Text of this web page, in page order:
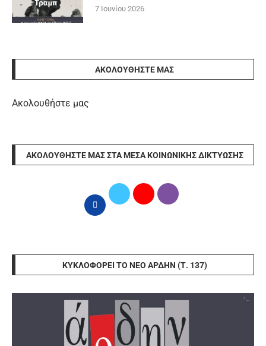
7 Ιουνίου 2026
ΑΚΟΛΟΥΘΉΣΤΕ ΜΑΣ
Ακολουθήστε μας
ΑΚΟΛΟΥΘΉΣΤΕ ΜΑΣ ΣΤΑ ΜΈΣΑ ΚΟΙΝΩΝΙΚΉΣ ΔΙΚΤΎΩΣΗΣ
ΚΥΚΛΟΦΟΡΕΊ ΤΟ ΝΈΟ ΆΡΔΗΝ (Τ. 137)